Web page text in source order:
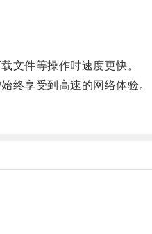
件等操作时速度更快。
享受到高速的网络体验。